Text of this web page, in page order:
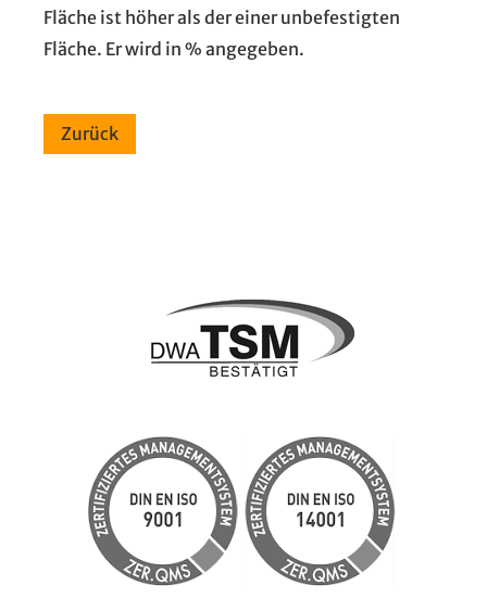
Fläche ist höher als der einer unbefestigten
Fläche. Er wird in % angegeben.